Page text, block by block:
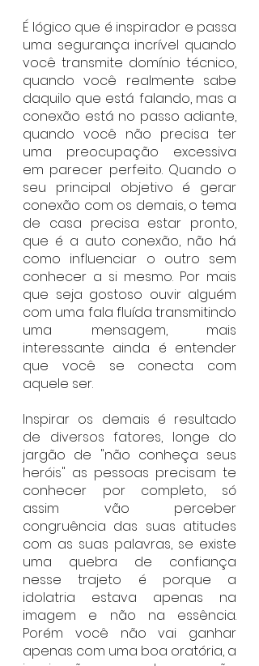
É lógico que é inspirador e passa
uma segurança incrível quando
você transmite domínio técnico,
quando você realmente sabe
daquilo que está falando, mas a
conexão está no passo adiante,
quando você não precisa ter
uma preocupação excessiva
em parecer perfeito. Quando o
seu principal objetivo é gerar
conexão com os demais, o tema
de casa precisa estar pronto,
que é a auto conexão, não há
como influenciar o outro sem
conhecer a si mesmo. Por mais
que seja gostoso ouvir alguém
com uma fala fluída transmitindo
uma mensagem, mais
interessante ainda é entender
que você se conecta com
aquele ser.
Inspirar os demais é resultado
de diversos fatores, longe do
jargão de "não conheça seus
heróis" as pessoas precisam te
conhecer por completo, só
assim vão perceber
congruência das suas atitudes
com as suas palavras, se existe
uma quebra de confiança
nesse trajeto é porque a
idolatria estava apenas na
imagem e não na essência.
Porém você não vai ganhar
apenas com uma boa oratória, a